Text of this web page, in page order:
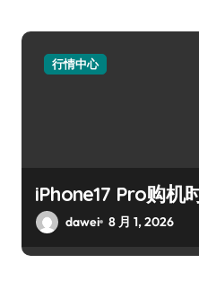
行情中心
iPhone17 Pro购机
dawei 8 月 1, 2026